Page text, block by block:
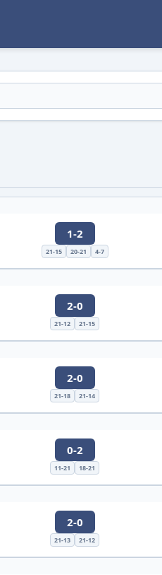
1-2
21-15 20-21 4-7
2-0
21-12 21-15
2-0
21-18 21-14
0-2
11-21 18-21
2-0
21-13 21-12